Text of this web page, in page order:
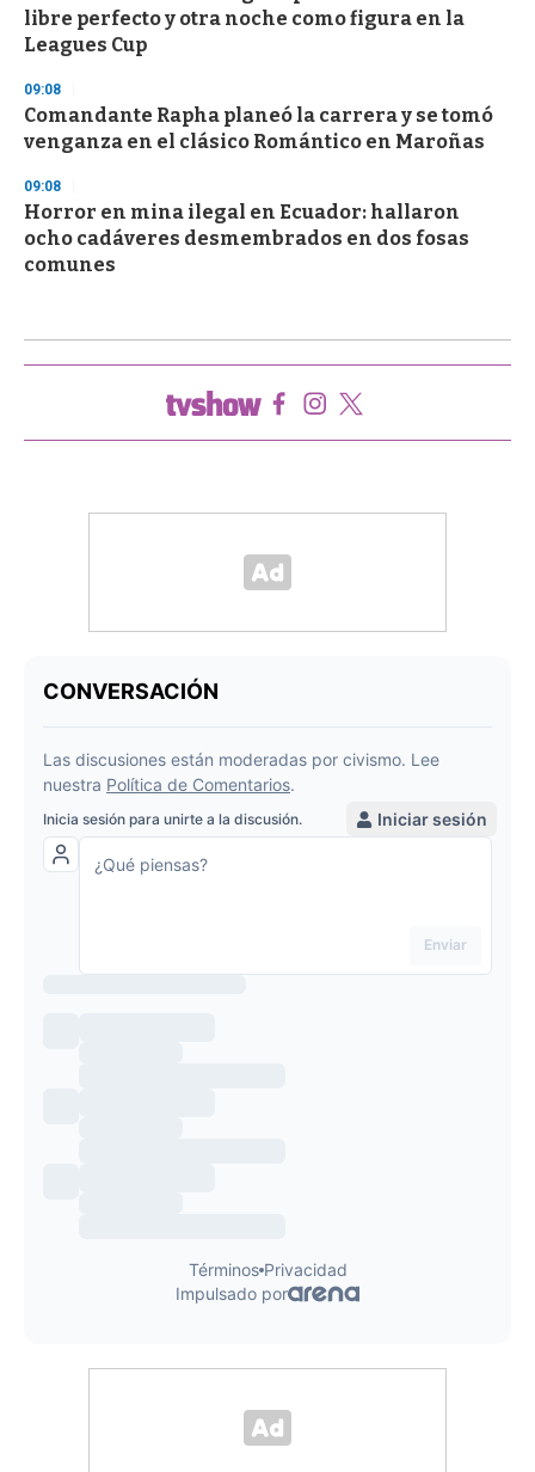
libre perfecto y otra noche como figura en la
Leagues Cup
09:08
Comandante Rapha planeó la carrera y se tomó
venganza en el clásico Romántico en Maroñas
09:08
Horror en mina ilegal en Ecuador: hallaron
ocho cadáveres desmembrados en dos fosas
comunes